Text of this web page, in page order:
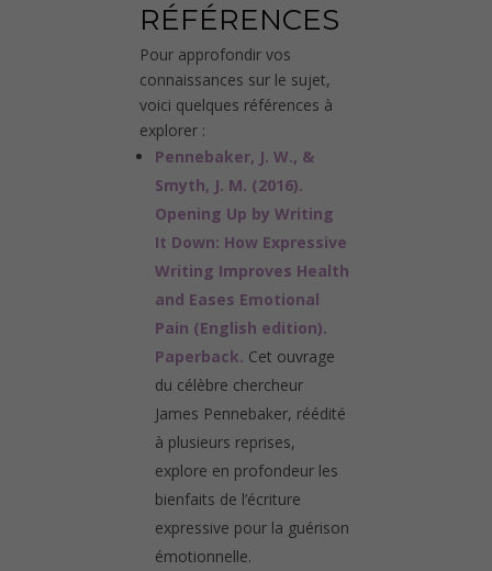
RÉFÉRENCES
Pour approfondir vos
connaissances sur le sujet,
voici quelques références à
explorer :
Pennebaker, J. W., &
Smyth, J. M. (2016).
Opening Up by Writing
It Down: How Expressive
Writing Improves Health
and Eases Emotional
Pain (English edition).
Paperback. Cet ouvrage
du célèbre chercheur
James Pennebaker, réédité
à plusieurs reprises,
explore en profondeur les
bienfaits de l’écriture
expressive pour la guérison
émotionnelle.